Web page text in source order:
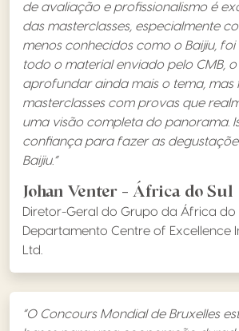
de avaliação e profissionalismo é
das masterclasses, especialmente
menos conhecidos como o Baijiu, foi
todo o material enviado pelo CMB,
aprofundar ainda mais o tema, mas
masterclasses com provas que
uma visão completa do panorama.
confiança para fazer as
Baijiu.”
Johan Venter - África do Sul
Diretor-Geral do Grupo da África do
Departamento Centre of Excellence
Ltd.
“O Concours Mondial de Bruxelles